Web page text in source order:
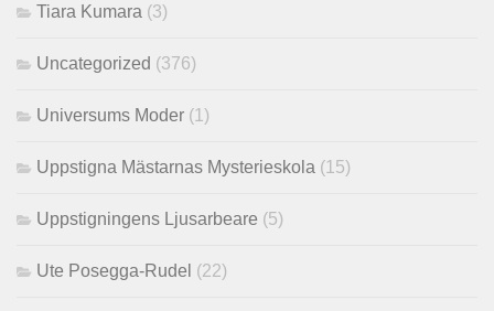
Tiara Kumara (3)
Uncategorized (376)
Universums Moder (1)
Uppstigna Mästarnas Mysterieskola (15)
Uppstigningens Ljusarbeare (5)
Ute Posegga-Rudel (22)